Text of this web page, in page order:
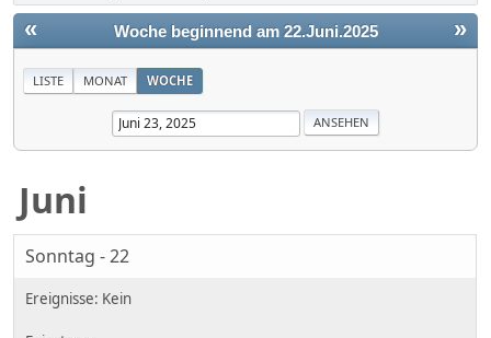
« »
Woche beginnend am 22.Juni.2025
LISTE MONAT WOCHE
Juni
Sonntag - 22